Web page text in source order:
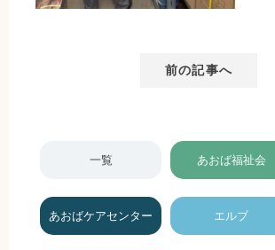
前の記事へ
一覧 あおば福祉会
あおばケアセンター エルブ